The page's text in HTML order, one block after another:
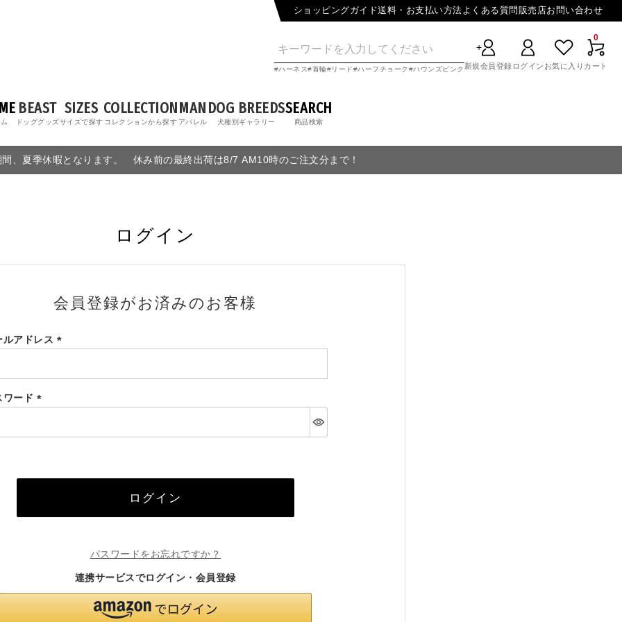
ショッピングガイド送料・お支払い方法よくある質問販売店お問い合わせ
ハーネス 首輪 リード ハーフチョーク ハウンズピンク 新規会員登録 ログイン お気に入り
0
カート
BEAST
ドッググッズ
SIZES
サイズで探す
COLLECTION
コレクションから探す
MAN
アパレル
DOG BREEDS
犬種別ギャラリー
SEARCH
商品検索
、夏季休暇となります。 休み前の最終出荷は8/7 AM10時のご注文分まで！
ログイン
会員登録がお済みのお客様
ルアドレス
須)
ワード
須)
ログイン
パスワードをお忘れですか？
連携サービスでログイン・会員登録